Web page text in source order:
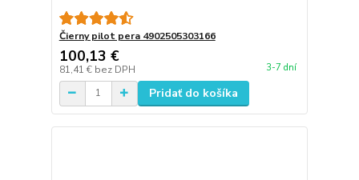
Čierny pilot pera 4902505303166
100,13 €
81,41 € bez DPH 3-7 dní
Pridať do košíka